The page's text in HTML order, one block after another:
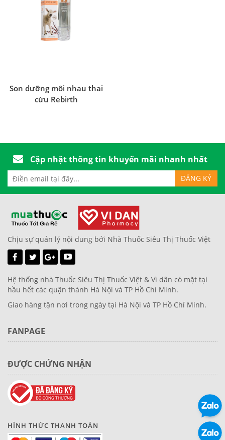
Son dưỡng môi nhau thai
cừu Rebirth
Cập nhật thông tin khuyến mãi nhanh nhất
Chịu sự quản lý nội dung bởi Nhà Thuốc Siêu Thị Thuốc Việt
Hệ thống nhà Thuốc Siêu Thị Thuốc Việt & Vì dân có mặt tại
hầu hết các quận thành Hà Nội và TP Hồ Chí Minh.
Giao hàng tận nơi trong ngày tại Hà Nội và TP Hồ Chí Minh.
FANPAGE
ĐƯỢC CHỨNG NHẬN
HÌNH THỨC THANH TOÁN